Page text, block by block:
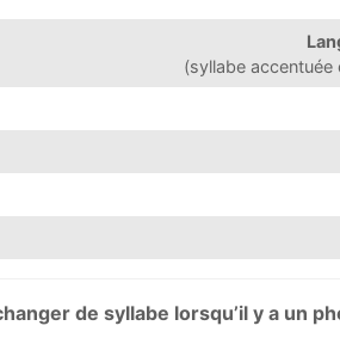
(syllabe
de syllabe lorsqu’il y a un